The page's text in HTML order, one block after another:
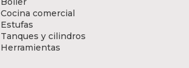
Cocina comercial
Estufas
Tanques y cilindros
Herramientas